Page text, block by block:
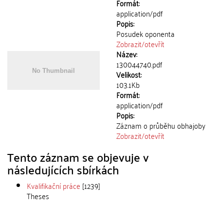
Formát:
application/pdf
Popis:
Posudek oponenta
Zobrazit/otevřít
Název:
130044740.pdf
Velikost:
103.1Kb
Formát:
application/pdf
Popis:
Záznam o průběhu obhajoby
Zobrazit/otevřít
Tento záznam se objevuje v
následujících sbírkách
Kvalifikační práce [1239]
Theses